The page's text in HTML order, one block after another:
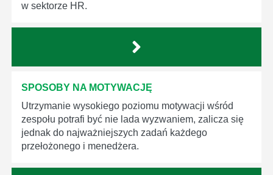
w sektorze HR.
SPOSOBY NA MOTYWACJĘ
Utrzymanie wysokiego poziomu motywacji wśród
zespołu potrafi być nie lada wyzwaniem, zalicza się
jednak do najważniejszych zadań każdego
przełożonego i menedżera.